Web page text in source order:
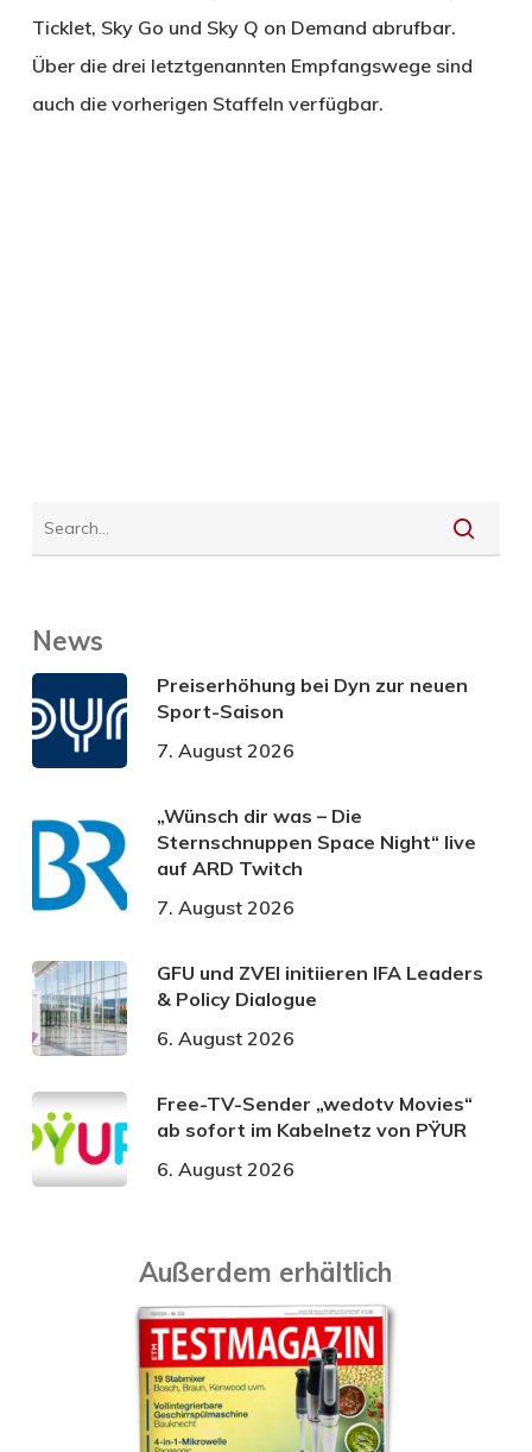
Ticklet, Sky Go und Sky Q on Demand abrufbar.
Über die drei letztgenannten Empfangswege sind
auch die vorherigen Staffeln verfügbar.
News
Preiserhöhung bei Dyn zur neuen
Sport-Saison
7. August 2026
„Wünsch dir was – Die
Sternschnuppen Space Night“ live
auf ARD Twitch
7. August 2026
GFU und ZVEI initiieren IFA Leaders
& Policy Dialogue
6. August 2026
Free-TV-Sender „wedotv Movies“
ab sofort im Kabelnetz von PŸUR
6. August 2026
Außerdem erhältlich